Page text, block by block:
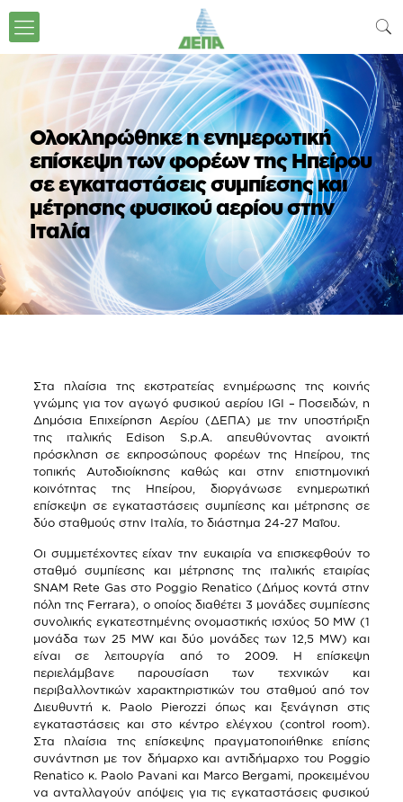
Ολοκληρώθηκε η ενημερωτική
επίσκεψη των φορέων της Ηπείρου
σε εγκαταστάσεις συμπίεσης και
μέτρησης φυσικού αερίου στην
Ιταλία
Στα πλαίσια της εκστρατείας ενημέρωσης της κοινής
γνώμης για τον αγωγό φυσικού αερίου IGI – Ποσειδών, η
Δημόσια Επιχείρηση Αερίου (ΔΕΠΑ) με την υποστήριξη
της ιταλικής Edison S.p.A. απευθύνοντας ανοικτή
πρόσκληση σε εκπροσώπους φορέων της Ηπείρου, της
τοπικής Αυτοδιοίκησης καθώς και στην επιστημονική
κοινότητας της Ηπείρου, διοργάνωσε ενημερωτική
επίσκεψη σε εγκαταστάσεις συμπίεσης και μέτρησης σε
δύο σταθμούς στην Ιταλία, το διάστημα 24-27 Μαΐου.
Οι συμμετέχοντες είχαν την ευκαιρία να επισκεφθούν το
σταθμό συμπίεσης και μέτρησης της ιταλικής εταιρίας
SNAM Rete Gas στo Poggio Renatico (Δήμος κοντά στην
πόλη της Ferrara), ο οποίος διαθέτει 3 μονάδες συμπίεσης
συνολικής εγκατεστημένης ονομαστικής ισχύος 50 MW (1
μονάδα των 25 MW και δύο μονάδες των 12,5 MW) και
είναι σε λειτουργία από το 2009. Η επίσκεψη
περιελάμβανε παρουσίαση των τεχνικών και
περιβαλλοντικών χαρακτηριστικών του σταθμού από τον
Διευθυντή κ. Paolo Pierozzi όπως και ξενάγηση στις
εγκαταστάσεις και στο κέντρο ελέγχου (control room).
Στα πλαίσια της επίσκεψης πραγματοποιήθηκε επίσης
συνάντηση με τον δήμαρχο και αντιδήμαρχο του Poggio
Renatico κ. Paolo Pavani και Marco Bergami, προκειμένου
να ανταλλαγούν απόψεις για τις εγκαταστάσεις φυσικού